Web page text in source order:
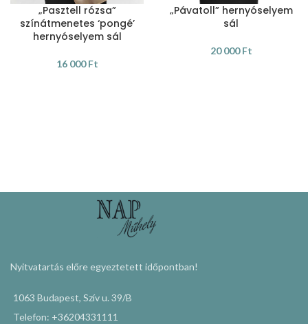
„Pasztell rózsa”
színátmenetes ‘pongé’
hernyóselyem sál
16 000Ft
„Pávatoll” hernyóselyem
sál
20 000Ft
Nyitvatartás előre egyeztetett időpontban!
1063 Budapest, Szív u. 39/B
Telefon: +36204331111